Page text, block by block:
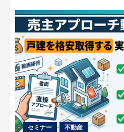
セミナー 不動産